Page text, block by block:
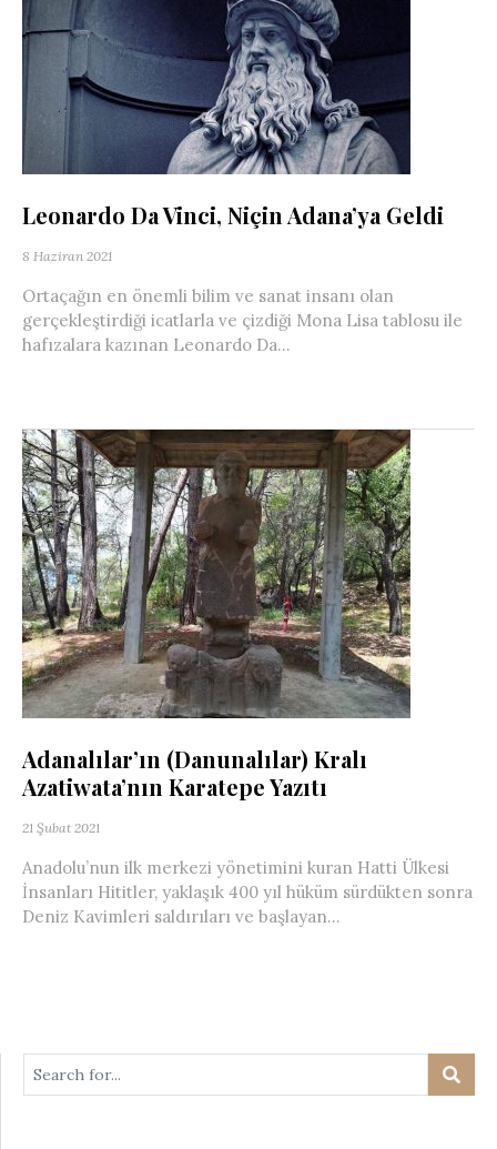
Leonardo Da Vinci, Niçin Adana’ya Geldi
8 Haziran 2021
Ortaçağın en önemli bilim ve sanat insanı olan
gerçekleştirdiği icatlarla ve çizdiği Mona Lisa tablosu ile
hafızalara kazınan Leonardo Da...
Adanalılar’ın (Danunalılar) Kralı
Azatiwata’nın Karatepe Yazıtı
21 Şubat 2021
Anadolu’nun ilk merkezi yönetimini kuran Hatti Ülkesi
İnsanları Hititler, yaklaşık 400 yıl hüküm sürdükten sonra
Deniz Kavimleri saldırıları ve başlayan...